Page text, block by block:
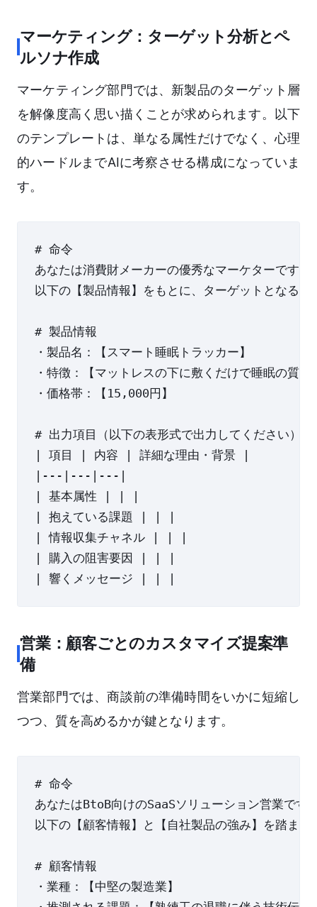
マーケティング：ターゲット分析とペ
ルソナ作成
マーケティング部門では、新製品のターゲット層
を解像度高く思い描くことが求められます。以下
のテンプレートは、単なる属性だけでなく、心理
的ハードルまでAIに考察させる構成になっていま
す。
# 命令
あなたは消費財メーカーの優秀なマーケターです。
以下の【製品情報】をもとに、ターゲットとなる
# 製品情報
・製品名：【スマート睡眠トラッカー】
・特徴：【マットレスの下に敷くだけで睡眠の質
・価格帯：【15,000円】
# 出力項目（以下の表形式で出力してください）
| 項目 | 内容 | 詳細な理由・背景 |
|---|---|---|
| 基本属性 | | |
| 抱えている課題 | | |
| 情報収集チャネル | | |
| 購入の阻害要因 | | |
営業：顧客ごとのカスタマイズ提案準
備
営業部門では、商談前の準備時間をいかに短縮し
つつ、質を高めるかが鍵となります。
# 命令
あなたはBtoB向けのSaaSソリューション営業です
以下の【顧客情報】と【自社製品の強み】を踏ま
# 顧客情報
・業種：【中堅の製造業】